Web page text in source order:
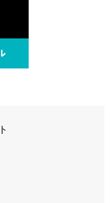
行っています！学費っていう概
ンタリストDaigo『芸能界に枕